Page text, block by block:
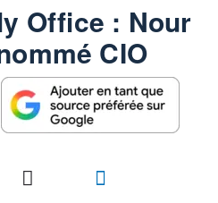
Office : Nour
CIO